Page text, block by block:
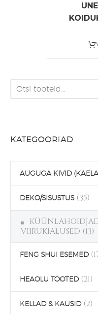
KATEGOORIAD
AUGUGA KIVID
DEKO/SISUSTUS (35)
VIIRUKIALUSED (13)
FENG SHUI ESEMED
HEAOLU TOOTED (21)
KELLAD & KAUSID (2)